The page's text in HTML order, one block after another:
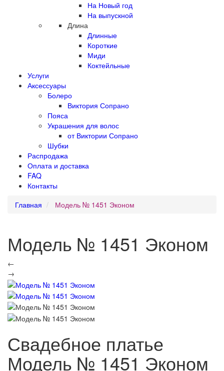
На Новый год
На выпускной
Длина
Длинные
Короткие
Миди
Коктейльные
Услуги
Аксессуары
Болеро
Виктория Сопрано
Пояса
Украшения для волос
от Виктории Сопрано
Шубки
Распродажа
Оплата и доставка
FAQ
Контакты
Главная
Модель № 1451 Эконом
Модель № 1451 Эконом
←
→
Свадебное платье
Модель № 1451 Эконом